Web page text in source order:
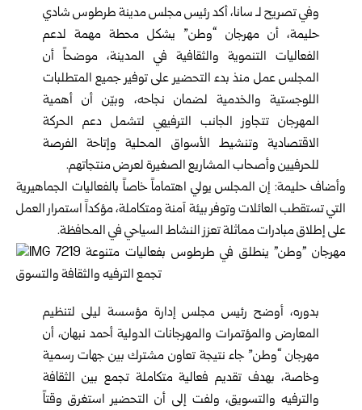
وفي تصريح لـ سانا، أكد رئيس مجلس مدينة طرطوس شادي
حليمة، أن مهرجان “وطن” يشكل محطة مهمة لدعم
الفعاليات التنموية والثقافية في المدينة، موضحاً أن
المجلس عمل منذ بدء التحضير على توفير جميع المتطلبات
اللوجستية والخدمية لضمان نجاحه، وبيّن أن أهمية
المهرجان تتجاوز الجانب الترفيهي لتشمل دعم الحركة
الاقتصادية وتنشيط الأسواق المحلية وإتاحة الفرصة
للحرفيين وأصحاب المشاريع الصغيرة لعرض منتجاتهم.
وأضاف حليمة: إن المجلس يولي اهتماماً خاصاً بالفعاليات الجماهيرية
التي تستقطب العائلات وتوفر بيئة آمنة ومتكاملة، مؤكداً استمرار العمل
على إطلاق مبادرات مماثلة تعزز النشاط السياحي في المحافظة.
بدوره، أوضح رئيس مجلس إدارة مؤسسة ليلى لتنظيم
المعارض والمؤتمرات والمهرجانات الدولية أحمد نبهان، أن
مهرجان “وطن” جاء نتيجة تعاون مشترك بين جهات رسمية
وخاصة، بهدف تقديم فعالية متكاملة تجمع بين الثقافة
والترفيه والتسويق، ولفت إلى أن التحضير استغرق وقتاً